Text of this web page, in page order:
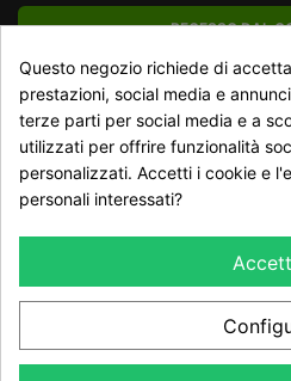
RECESSO DAL
Traccia stato del recesso
Dichiaro di aver preso visione
Questo negozio richiede di
prestazioni, social media e
terze parti per social media e a
utilizzati per offrire funzionalità
personalizzati. Accetti i cookie e
personali interessati?